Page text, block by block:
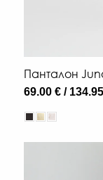
Панталон
69.00 € /